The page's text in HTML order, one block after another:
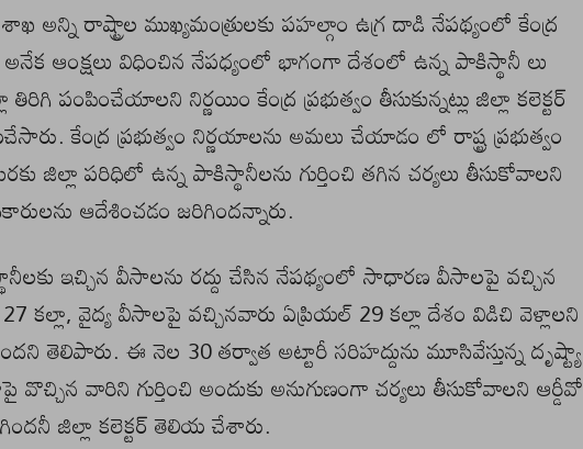
అన్ని రాష్ట్రాల ముఖ్యమంత్రులకు పహల్గాం ఉగ్ర దాడి నేపథ్యంలో కేంద్ర
అనేక ఆంక్షలు విధించిన నేపధ్యంలో భాగంగా దేశంలో ఉన్న పాకిస్థానీ లు
పంపించేయాలని నిర్ణయిం కేంద్ర ప్రభుత్వం తీసుకున్నట్లు జిల్లా కలెక్టర్
కేంద్ర ప్రభుత్వం నిర్ణయాలను అమలు చేయాడం లో రాష్ట్ర ప్రభుత్వం
జిల్లా పరిధిలో ఉన్న పాకిస్థానీలను గుర్తించి తగిన చర్యలు తీసుకోవాలని
ఆదేశించడం జరిగిందన్నారు.
ఇచ్చిన వీసాలను రద్దు చేసిన నేపథ్యంలో సాధారణ వీసాలపై వచ్చిన
కల్లా, వైద్య వీసాలపై వచ్చినవారు ఏప్రియల్ 29 కల్లా దేశం విడిచి వెళ్లాలని
తెలిపారు. ఈ నెల 30 తర్వాత అట్టారీ సరిహద్దును మూసివేస్తున్న దృష్ట్యా
వారిని గుర్తించి అందుకు అనుగుణంగా చర్యలు తీసుకోవాలని ఆర్డీవో
జిల్లా కలెక్టర్ తెలియ చేశారు.